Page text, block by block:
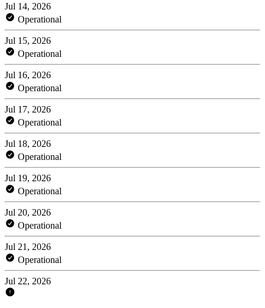
Jul 14, 2026
Operational
Jul 15, 2026
Operational
Jul 16, 2026
Operational
Jul 17, 2026
Operational
Jul 18, 2026
Operational
Jul 19, 2026
Operational
Jul 20, 2026
Operational
Jul 21, 2026
Operational
Jul 22, 2026